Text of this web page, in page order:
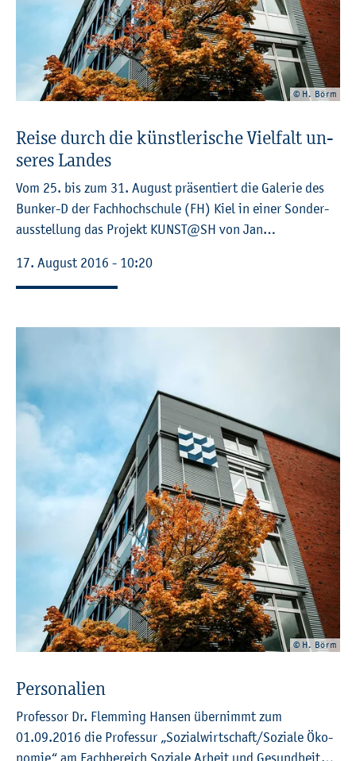
© H. Börm
Reise durch die künst­le­ri­sche Viel­falt un­
se­res Lan­des
Vom 25. bis zum 31. Au­gust prä­sen­tiert die Ga­le­rie des
Bun­ker-D der Fach­hoch­schu­le (FH) Kiel in einer Son­der­
aus­stel­lung das Pro­jekt KUNST@​SH von Jan…
17. Au­gust 2016 - 10:20
© H. Börm
Per­so­na­li­en
Pro­fes­sor Dr. Flem­ming Han­sen über­nimmt zum
01.09.2016 die Pro­fes­sur „So­zi­al­wirt­schaft/So­zia­le Öko­
no­mie“ am Fach­be­reich So­zia­le Ar­beit und Ge­sund­heit…